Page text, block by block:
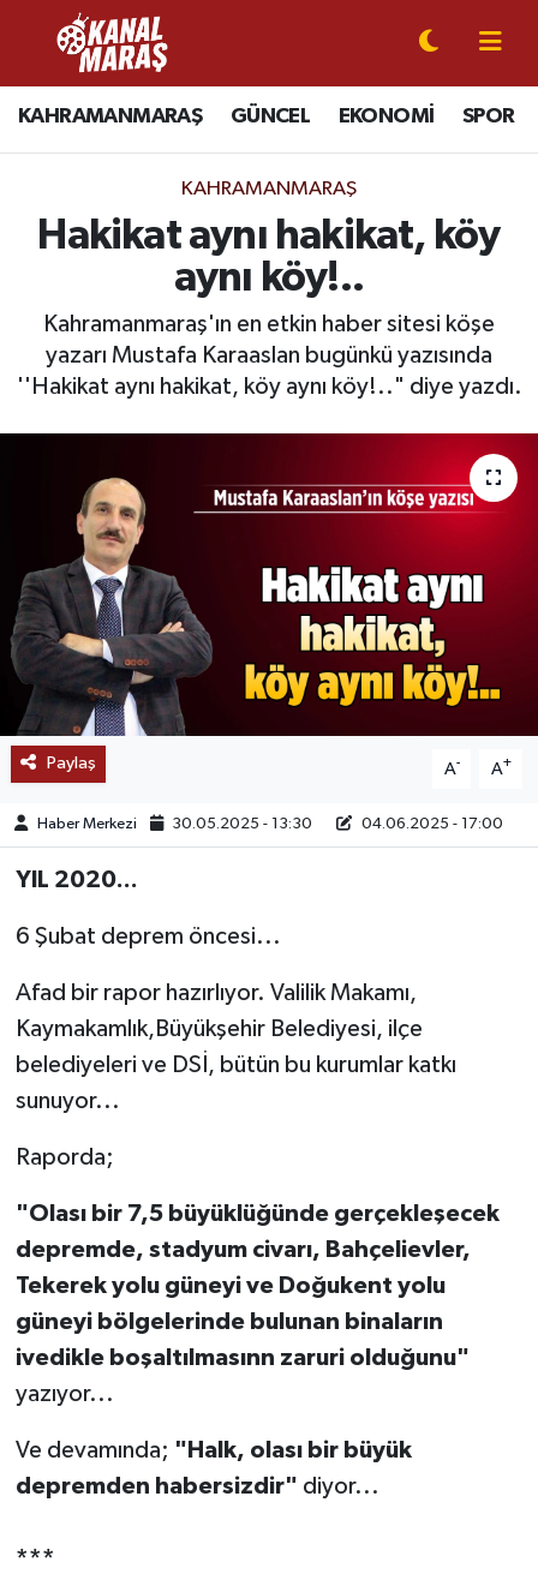
KAHRAMANMARAŞ GÜNCEL EKONOMİ SPOR
KAHRAMANMARAŞ
Hakikat aynı hakikat, köy
aynı köy!..
Kahramanmaraş'ın en etkin haber sitesi köşe
yazarı Mustafa Karaaslan bugünkü yazısında
''Hakikat aynı hakikat, köy aynı köy!.." diye yazdı.
Paylaş A- A+
Haber Merkezi 30.05.2025 - 13:30 04.06.2025 - 17:00
YIL 2020...
6 Şubat deprem öncesi...
Afad bir rapor hazırlıyor. Valilik Makamı,
Kaymakamlık,Büyükşehir Belediyesi, ilçe
belediyeleri ve DSİ, bütün bu kurumlar katkı
sunuyor...
Raporda;
"Olası bir 7,5 büyüklüğünde gerçekleşecek
depremde, stadyum civarı, Bahçelievler,
Tekerek yolu güneyi ve Doğukent yolu
güneyi bölgelerinde bulunan binaların
ivedikle boşaltılmasınn zaruri olduğunu"
yazıyor...
Ve devamında; "Halk, olası bir büyük
depremden habersizdir" diyor...
***
CANLI YAYIN
KAHRAMANMARAŞ
GÜNCEL
SİYASET
EKONOMİ
MAGAZİN
SAĞLIK
EĞİTİM
BÖLGE
KEŞFET
POPÜLER
DÜNYA
TREND
MEDYA
OTOMOTİV
KÜLTÜR SANAT
Kahramanmaraş Nöbetçi Eczaneler
Kahramanmaraş Hava Durumu
Kahramanmaraş Namaz Vakitleri
Kahramanmaraş Trafik Yoğunluk Haritası
Süper Lig Puan Durumu ve Fikstür
Tüm Manşetler
Haber Arşivi